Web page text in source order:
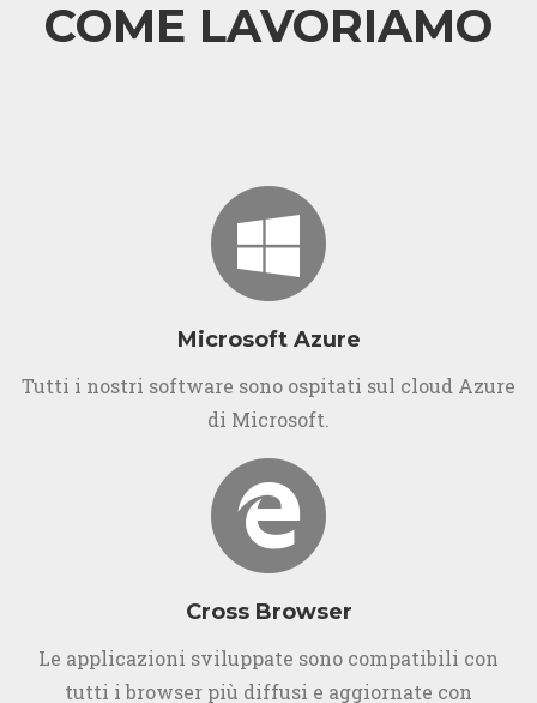
COME LAVORIAMO
Microsoft Azure
Tutti i nostri software sono ospitati sul cloud Azure
di Microsoft.
Cross Browser
Le applicazioni sviluppate sono compatibili con
tutti i browser più diffusi e aggiornate con